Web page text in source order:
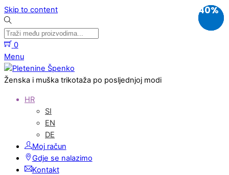
Skip to content
0
Menu
Ženska i muška trikotaža po posljednjoj modi
HR
SI
EN
DE
Moj račun
Gdje se nalazimo
Kontakt
40%
40%
40%